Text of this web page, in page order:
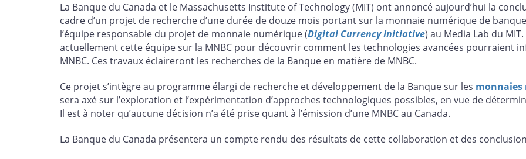
page
sur
Facebook
page
sur
X
page
sur
LinkedIn
page
par
courriel
La Banque du Canada et le Massachusetts Institute of Technology (MIT) ont annoncé aujourd’hui la
cadre d’un projet de recherche d’une durée de douze mois portant sur la monnaie numérique de
l’équipe responsable du projet de monnaie numérique (Digital Currency Initiative) au Media Lab du
actuellement cette équipe sur la MNBC pour découvrir comment les technologies avancées pourraient
MNBC. Ces travaux éclaireront les recherches de la Banque en matière de MNBC.
Ce projet s’intègre au programme élargi de recherche et développement de la Banque sur les monnaies
sera axé sur l’exploration et l’expérimentation d’approches technologiques possibles, en vue de
Il est à noter qu’aucune décision n’a été prise quant à l’émission d’une MNBC au Canada.
La Banque du Canada présentera un compte rendu des résultats de cette collaboration et des